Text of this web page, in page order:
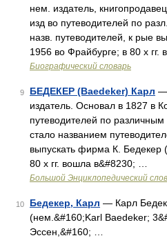
нем. издатель,
изд во путеводителей по
назв. путеводителей, к рые
1956 во Фрайбурге; в 80 х гг.
Биографический словарь
9 БЕДЕКЕР (Baedeker) Карл —
издатель. Основал в 1827 в
путеводителей по
стало названием
выпускать фирма К.
80 х гг. вошла в&#8230; …
Большой Энциклопедический
10 Бедекер, Карл — Карл
(нем.&#160;Karl Baedeker;
Эссен,&#160; …